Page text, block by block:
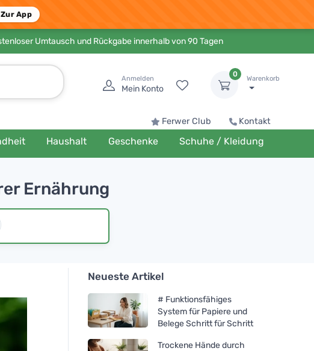
Zur App
Umtausch und Rückgabe innerhalb von 90 Tagen
Anmelden
Mein Konto
0
Warenkorb
Ferwer Club Kontakt
Haushalt Geschenke Schuhe / Kleidung
Ernährung
Neueste Artikel
# Funktionsfähiges
System für Papiere und
Belege Schritt für Schritt
Trockene Hände durch